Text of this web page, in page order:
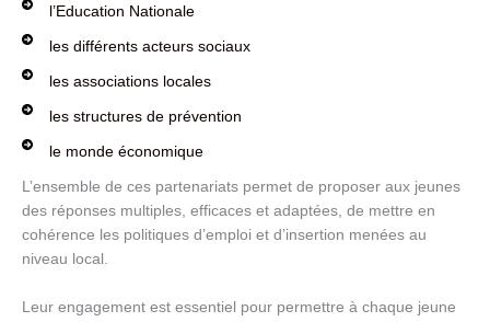
l’Education Nationale
les différents acteurs sociaux
les associations locales
les structures de prévention
le monde économique
L’ensemble de ces partenariats permet de proposer aux jeunes
des réponses multiples, efficaces et adaptées, de mettre en
cohérence les politiques d’emploi et d’insertion menées au
niveau local.
Leur engagement est essentiel pour permettre à chaque jeune